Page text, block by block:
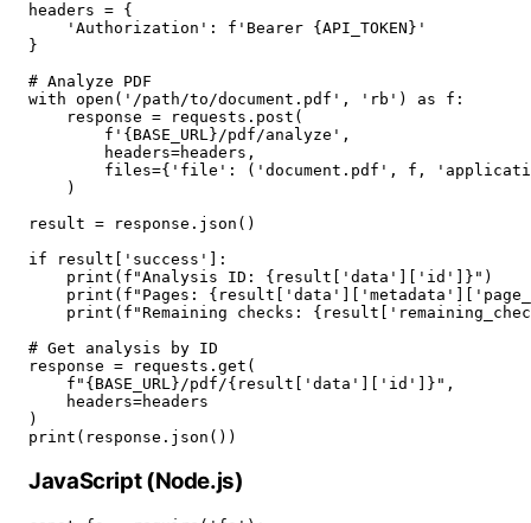
headers = {
    'Authorization': f'Bearer {API_TOKEN}'
}
# Analyze PDF
with open('/path/to/document.pdf', 'rb') as f:
    response = requests.post(
        f'{BASE_URL}/pdf/analyze',
        headers=headers,
files={'file': ('document.pdf', f,
    )
result = response.json()
if result['success']:
    print(f"Analysis ID: {result['data']['id']}")
print(f"Pages:
print(f"Remaining checks:
# Get analysis by ID
response = requests.get(
    f"{BASE_URL}/pdf/{result['data']['id']}",
    headers=headers
)
print(response.json())
JavaScript (Node.js)